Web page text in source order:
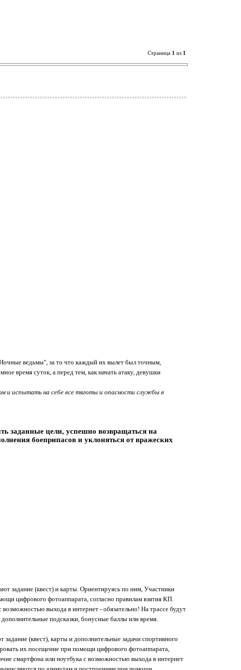
Страница 1 из 1
ведьмы", за то что каждый их вылет был точным,
время суток, а перед тем, как начать атаку, девушки
и испытать на себе все тяготы и опасности службы в
заданные цели, успешно возвращаться на
боеприпасов и уклоняться от вражеских
задание (квест) и карты. Ориентируясь по ним, Участники
цифрового фотоаппарата, согласно правилам взятия КП.
выхода в интернет - обязательно! На трассе будут
подсказки, бонусные баллы или время.
(квест), карты и дополнительные задачи спортивного
их посещение при помощи цифрового фотоаппарата,
смартфона или ноутбука с возможностью выхода в интернет